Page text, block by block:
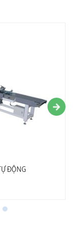
ĐỘNG